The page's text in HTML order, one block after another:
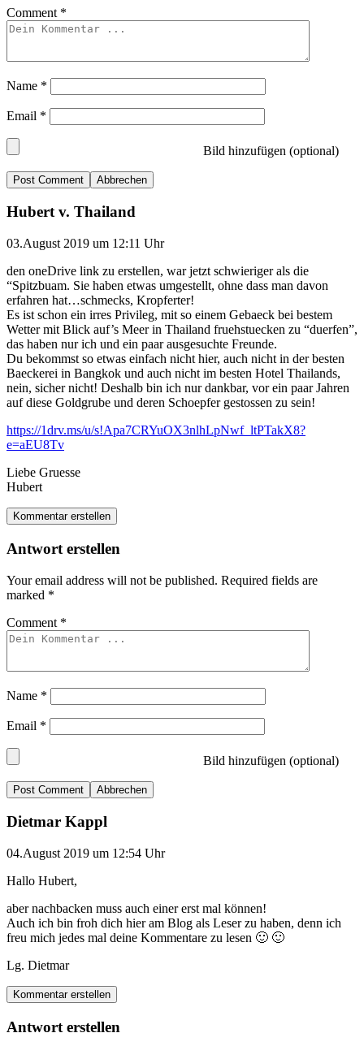
Comment *
Name *
Email *
Bild hinzufügen (optional)
Abbrechen
Hubert v. Thailand
03.August 2019 um 12:11 Uhr
den oneDrive link zu erstellen, war jetzt schwieriger als die
“Spitzbuam. Sie haben etwas umgestellt, ohne dass man davon
erfahren hat…schmecks, Kropferter!
Es ist schon ein irres Privileg, mit so einem Gebaeck bei bestem
Wetter mit Blick auf’s Meer in Thailand fruehstuecken zu “duerfen”,
das haben nur ich und ein paar ausgesuchte Freunde.
Du bekommst so etwas einfach nicht hier, auch nicht in der besten
Baeckerei in Bangkok und auch nicht im besten Hotel Thailands,
nein, sicher nicht! Deshalb bin ich nur dankbar, vor ein paar Jahren
auf diese Goldgrube und deren Schoepfer gestossen zu sein!
https://1drv.ms/u/s!Apa7CRYuOX3nlhLpNwf_ltPTakX8?
e=aEU8Tv
Liebe Gruesse
Hubert
Kommentar erstellen
Antwort erstellen
Your email address will not be published. Required fields are
marked *
Comment *
Name *
Email *
Bild hinzufügen (optional)
Abbrechen
Dietmar Kappl
04.August 2019 um 12:54 Uhr
Hallo Hubert,
aber nachbacken muss auch einer erst mal können!
Auch ich bin froh dich hier am Blog als Leser zu haben, denn ich
freu mich jedes mal deine Kommentare zu lesen 🙂 🙂
Lg. Dietmar
Kommentar erstellen
Antwort erstellen